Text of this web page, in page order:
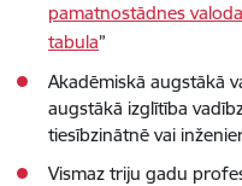
pamatnostādnes
tabula”
Akadēmiskā augstākā
augstākā izglītība
tiesībzinātnē vai
Vismaz triju gadu